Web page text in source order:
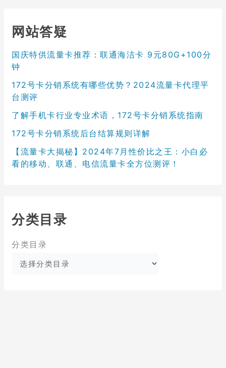
网站答疑
国庆特供流量卡推荐：联通海洁卡 9元80G+100分
钟
172号卡分销系统有哪些优势？2024流量卡代理平
台测评
了解手机卡行业专业术语，172号卡分销系统指南
172号卡分销系统后台结算规则详解
【流量卡大揭秘】2024年7月性价比之王：小白必
看的移动、联通、电信流量卡全方位测评！
分类目录
分类目录